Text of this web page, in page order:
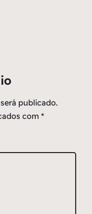
publicado.
com *